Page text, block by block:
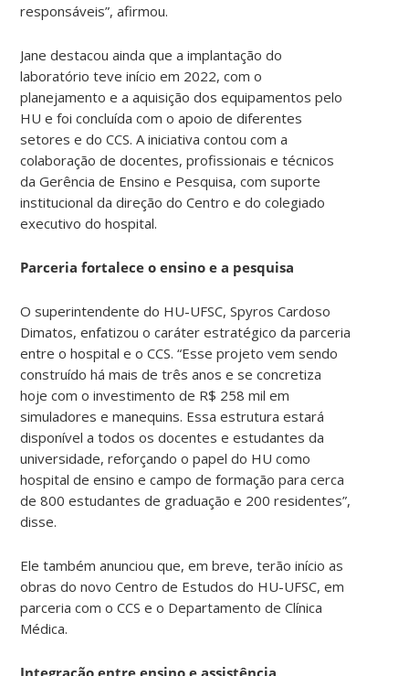
responsáveis”, afirmou.
Jane destacou ainda que a implantação do
laboratório teve início em 2022, com o
planejamento e a aquisição dos equipamentos pelo
HU e foi concluída com o apoio de diferentes
setores e do CCS. A iniciativa contou com a
colaboração de docentes, profissionais e técnicos
da Gerência de Ensino e Pesquisa, com suporte
institucional da direção do Centro e do colegiado
executivo do hospital.
Parceria fortalece o ensino e a pesquisa
O superintendente do HU-UFSC, Spyros Cardoso
Dimatos, enfatizou o caráter estratégico da parceria
entre o hospital e o CCS. “Esse projeto vem sendo
construído há mais de três anos e se concretiza
hoje com o investimento de R$ 258 mil em
simuladores e manequins. Essa estrutura estará
disponível a todos os docentes e estudantes da
universidade, reforçando o papel do HU como
hospital de ensino e campo de formação para cerca
de 800 estudantes de graduação e 200 residentes”,
disse.
Ele também anunciou que, em breve, terão início as
obras do novo Centro de Estudos do HU-UFSC, em
parceria com o CCS e o Departamento de Clínica
Médica.
Integração entre ensino e assistência